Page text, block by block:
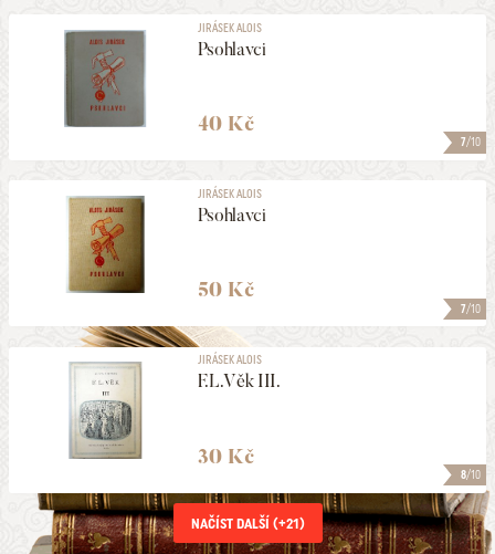
7/10
JIRÁSEK ALOIS
Psohlavci
40 Kč
7/10
JIRÁSEK ALOIS
Psohlavci
50 Kč
8/10
JIRÁSEK ALOIS
F.L.Věk III.
30 Kč
NAČÍST DALŠÍ (+21)